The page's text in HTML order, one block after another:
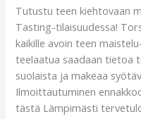
Tutustu teen kiehtovaan
Tasting-tilaisuudessa!
kaikille avoin teen
teelaatua saadaan tietoa
suolaista ja makeaa
Ilmoittautuminen
tästä Lämpimästi